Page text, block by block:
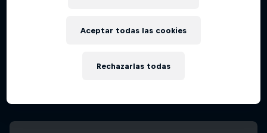
Rechazarlas todas
Aceptar todas las cookies